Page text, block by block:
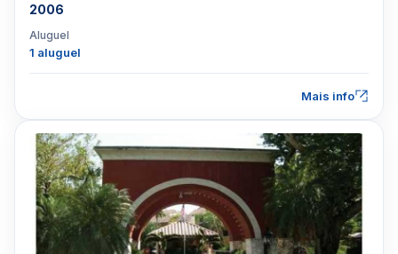
2006
Aluguel
1 aluguel
Mais info